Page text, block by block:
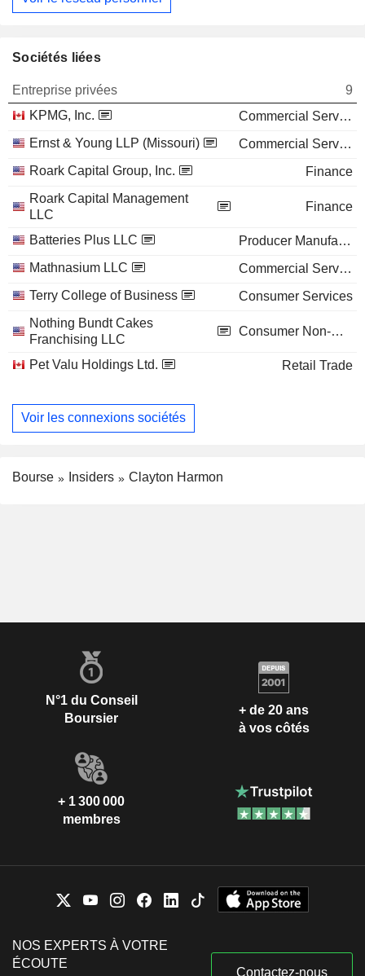
Sociétés liées
Entreprise privées
9
KPMG, Inc.
Commercial Services
Ernst & Young LLP (Missouri)
Commercial Services
Roark Capital Group, Inc.
Finance
Roark Capital Management
LLC
Finance
Batteries Plus LLC
Producer Manufacturing
Mathnasium LLC
Commercial Services
Terry College of Business
Consumer Services
Nothing Bundt Cakes
Franchising LLC
Consumer Non-Durables
Pet Valu Holdings Ltd. Retail Trade
Voir les connexions sociétés
Bourse Insiders Clayton Harmon
N°1 du Conseil
Boursier
+ de 20 ans
à vos côtés
+ 1 300 000
membres
NOS EXPERTS À VOTRE
ÉCOUTE
Contactez-nous